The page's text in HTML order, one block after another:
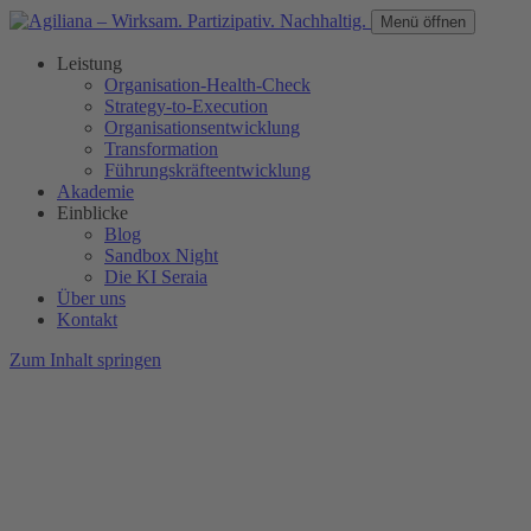
Menü öffnen
Leistung
Organisation-Health-Check
Strategy-to-Execution
Organisationsentwicklung
Transformation
Führungskräfteentwicklung
Akademie
Einblicke
Blog
Sandbox Night
Die KI Seraia
Über uns
Kontakt
Zum Inhalt springen